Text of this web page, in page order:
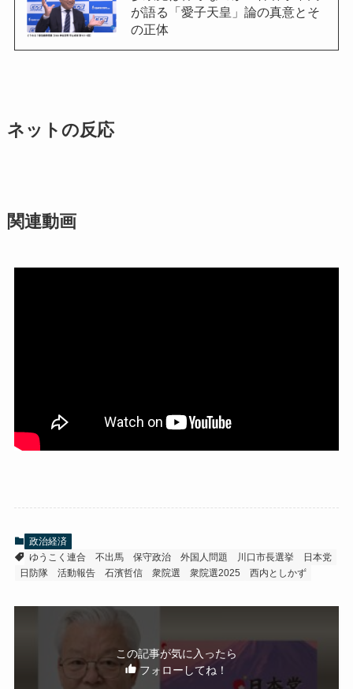
が語る「愛子天皇」論の真意とそ
の正体
ネットの反応
関連動画
政治経済
ゆうこく連合
不出馬 保守政治 外国人問題 川口市長選挙
日本党
日防隊
活動報告 石濱哲信 衆院選 衆院選2025 西内としかず
この記事が気に入ったら
フォローしてね！